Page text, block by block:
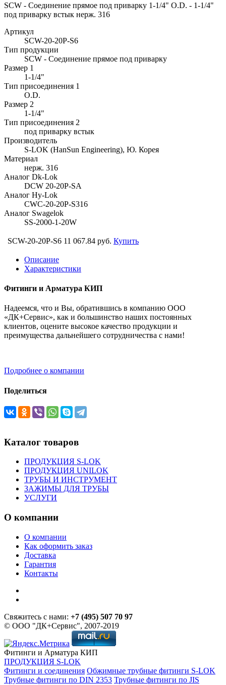
SCW - Соединение прямое под приварку 1-1/4" O.D. - 1-1/4"
под приварку встык нерж. 316
Артикул
SCW-20-20P-S6
Тип продукции
SCW - Соединение прямое под приварку
Размер 1
1-1/4"
Тип присоединения 1
O.D.
Размер 2
1-1/4"
Тип присоединения 2
под приварку встык
Производитель
S-LOK (HanSun Engineering), Ю. Корея
Материал
нерж. 316
Аналог Dk-Lok
DCW 20-20P-SA
Аналог Hy-Lok
CWC-20-20P-S316
Аналог Swagelok
SS-2000-1-20W
SCW-20-20P-S6 11 067.84 руб. Купить
Описание
Характеристики
Фитинги и Арматура КИП
Надеемся, что и Вы, обратившись в компанию ООО
«ДК+Сервис», как и большинство наших постоянных
клиентов, оцените высокое качество продукции и
преимущества дальнейшего сотрудничества с нами!
Подробнее о компании
Поделиться
Каталог товаров
ПРОДУКЦИЯ S-LOK
ПРОДУКЦИЯ UNILOK
ТРУБЫ И ИНСТРУМЕНТ
ЗАЖИМЫ ДЛЯ ТРУБЫ
УСЛУГИ
О компании
О компании
Как оформить заказ
Доставка
Гарантия
Контакты
Свяжитесь с нами: +7 (495) 507 70 97
© ООО "ДК+Сервис", 2007-2019
Фитинги и Арматура КИП
ПРОДУКЦИЯ S-LOK
Фитинги и соединения Обжимные трубные фитинги S-LOK
Трубные фитинги по DIN 2353 Трубные фитинги по JIS